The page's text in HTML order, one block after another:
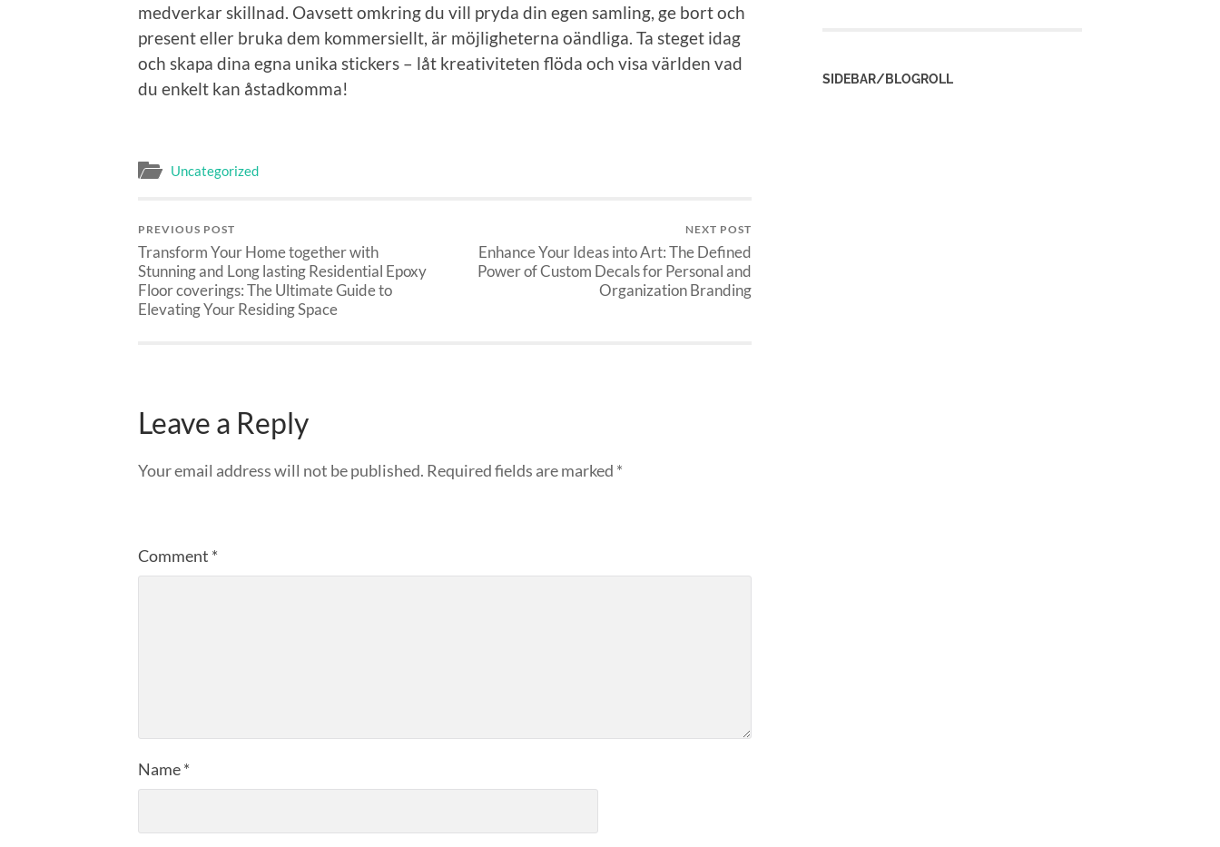
medverkar skillnad. Oavsett omkring du vill pryda din egen samling, ge bort och
present eller bruka dem kommersiellt, är möjligheterna oändliga. Ta steget idag
och skapa dina egna unika stickers – låt kreativiteten flöda och visa världen vad
du enkelt kan åstadkomma!
Uncategorized
PREVIOUS POST
Transform Your Home together with
Stunning and Long lasting Residential Epoxy
Floor coverings: The Ultimate Guide to
Elevating Your Residing Space
NEXT POST
Enhance Your Ideas into Art: The Defined
Power of Custom Decals for Personal and
Organization Branding
Leave a Reply
Your email address will not be published. Required fields are marked *
Comment *
Name*
SIDEBAR/BLOGROLL